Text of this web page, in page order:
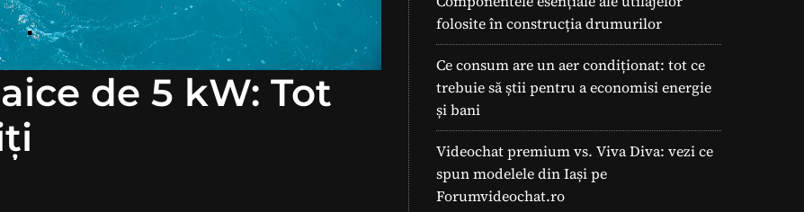
de 5 kW: Tot
folosite în construcția drumurilor
Ce consum are un aer condiționat: tot ce
trebuie să știi pentru a economisi energie
și bani
Videochat premium vs. Viva Diva: vezi ce
spun modelele din Iași pe
Forumvideochat.ro